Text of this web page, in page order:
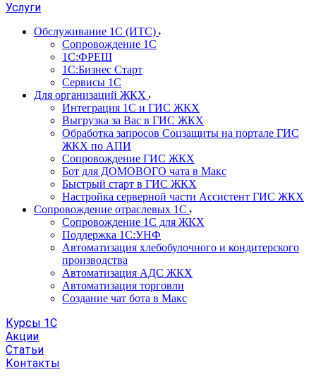
Услуги
Обслуживание 1С (ИТС)
Сопровождение 1С
1С:ФРЕШ
1С:Бизнес Старт
Сервисы 1С
Для организаций ЖКХ
Интеграция 1С и ГИС ЖКХ
Выгрузка за Вас в ГИС ЖКХ
Обработка запросов Соцзащиты на портале ГИС
ЖКХ по АПИ
Сопровождение ГИС ЖКХ
Бот для ДОМОВОГО чата в Макс
Быстрый старт в ГИС ЖКХ
Настройка серверной части Ассистент ГИС ЖКХ
Сопровождение отраслевых 1С
Сопровождение 1С для ЖКХ
Поддержка 1С:УНФ
Автоматизация хлебобулочного и кондитерского
производства
Автоматизация АДС ЖКХ
Автоматизация торговли
Создание чат бота в Макс
Курсы 1С
Акции
Статьи
Контакты